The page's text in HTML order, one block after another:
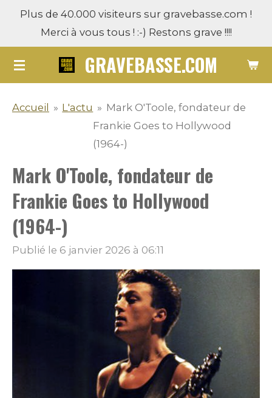
Passer
contenu
principal
GRAVEBASSE.COM
Plus de 40.000 visiteurs sur gravebasse.com !
Merci à vous tous ! :-) Restons grave !!!!
Accueil » L'actu » Mark O'Toole, fondateur de
Frankie Goes to Hollywood
(1964-)
Mark O'Toole, fondateur de
Frankie Goes to Hollywood
(1964-)
Publié le 6 janvier 2026 à 06:11